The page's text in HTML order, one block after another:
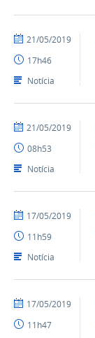
por
publicado
21/05/2019
17h46
Notícia
por
publicado
21/05/2019
08h53
Notícia
por
publicado
17/05/2019
11h59
Notícia
por
publicado
17/05/2019
11h47